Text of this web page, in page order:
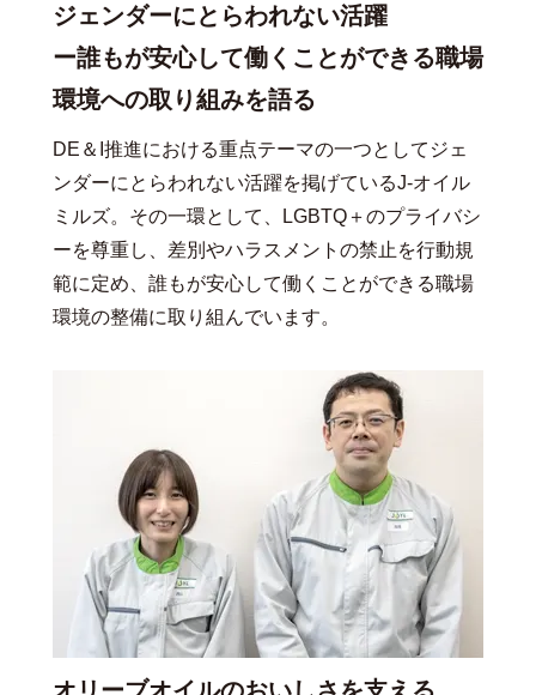
ジェンダーにとらわれない活躍
ー誰もが安心して働くことができる職場
環境への取り組みを語る
DE＆I推進における重点テーマの一つとしてジェ
ンダーにとらわれない活躍を掲げているJ-オイル
ミルズ。その一環として、LGBTQ＋のプライバシ
ーを尊重し、差別やハラスメントの禁止を行動規
範に定め、誰もが安心して働くことができる職場
環境の整備に取り組んでいます。